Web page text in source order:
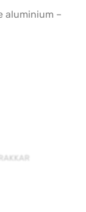
aluminium –